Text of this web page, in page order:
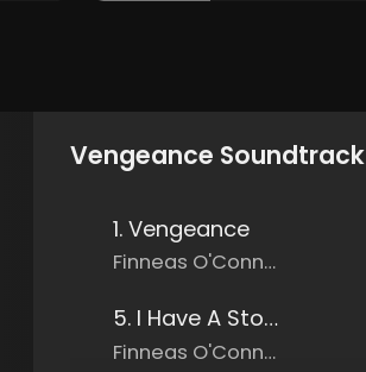
Vengeance Soundtrack
1. Vengeance
Finneas O'Connell
5. I Have A Story
Finneas O'Connell